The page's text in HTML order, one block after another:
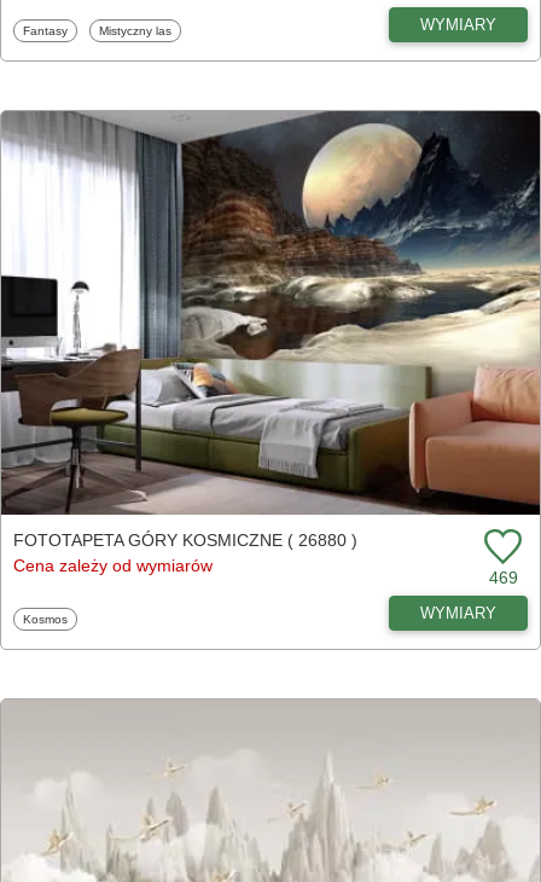
Fototapety
Fantasy Fototapety
Mistyczny las WYMIARY
FOTOTAPETA GÓRY KOSMICZNE ( 26880 )
Cena zależy od wymiarów
469
Fototapety
Kosmos WYMIARY